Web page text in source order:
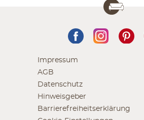
Impressum
AGB
Datenschutz
Hinweisgeber
Barrierefreiheitserklärung